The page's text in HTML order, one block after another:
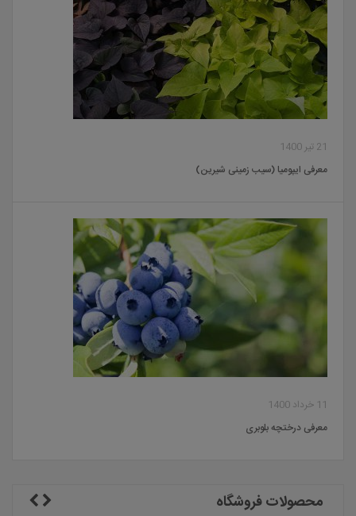
21 تیر 1400
معرفی ایپومیا (سیب زمینی شیرین)
11 خرداد 1400
معرفی درختچه بلوبری
محصولات فروشگاه